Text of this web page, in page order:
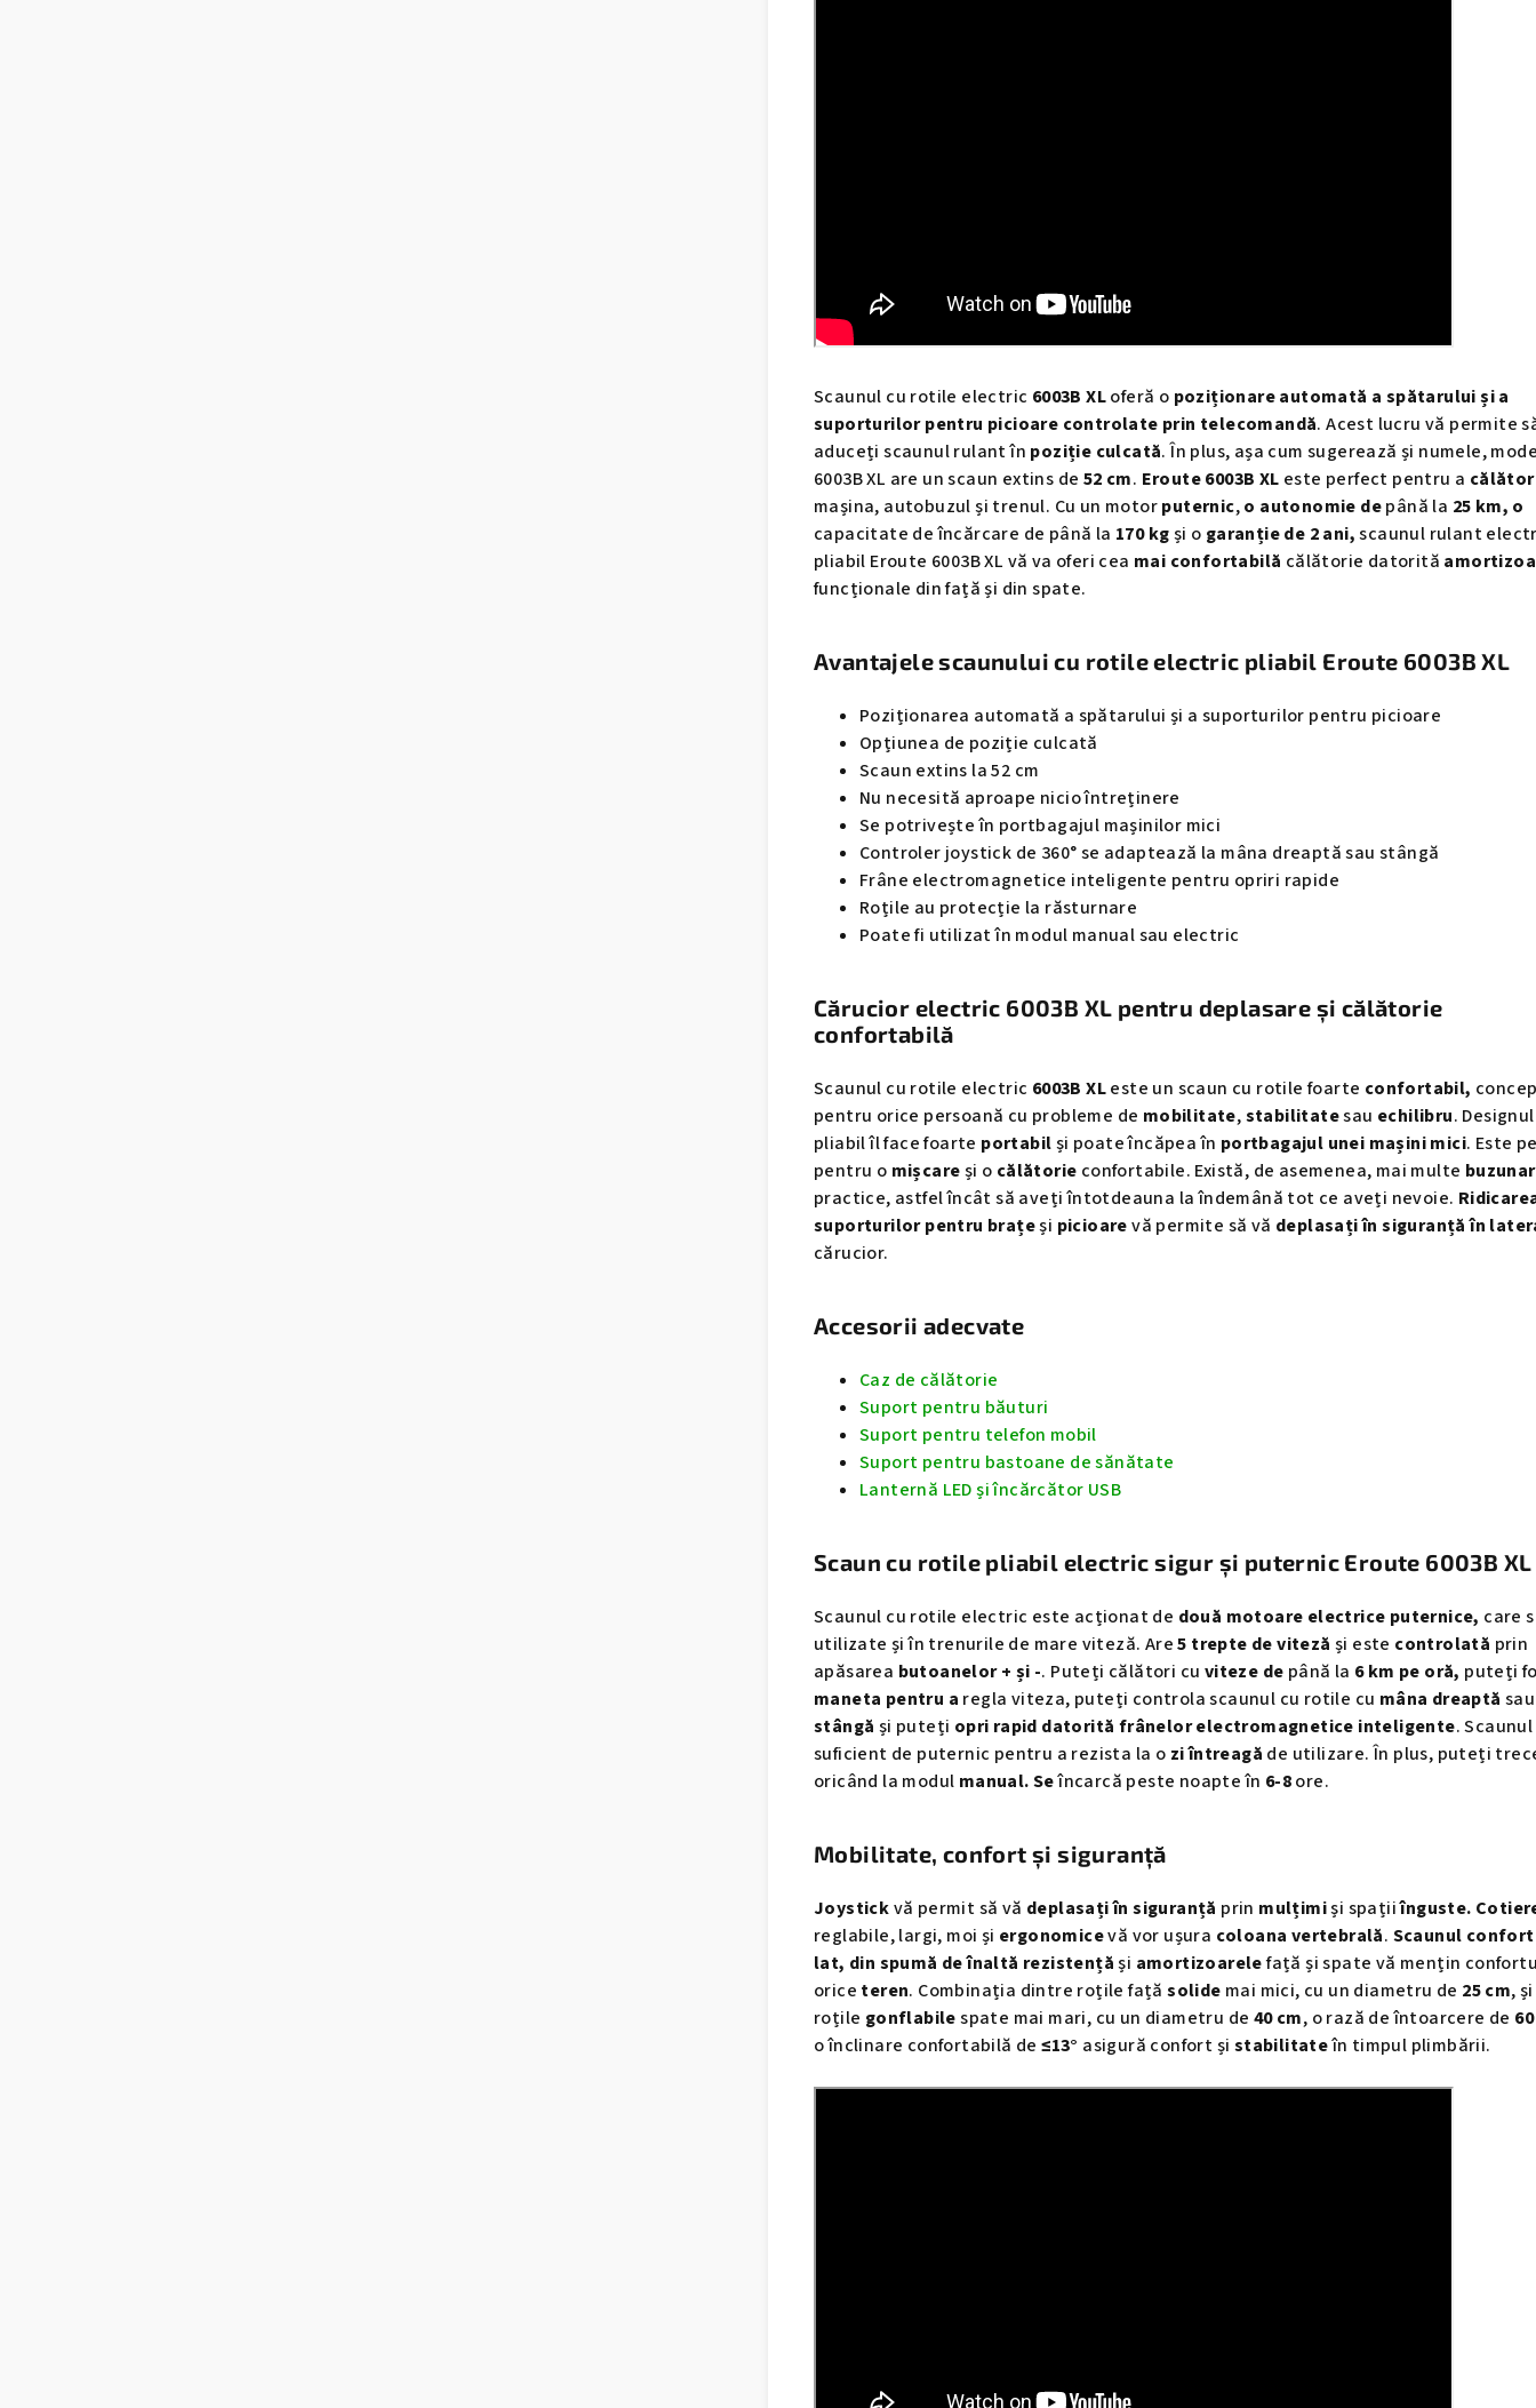
Scaunul cu rotile electric 6003B XLoferă o poziționare automată a spătarului și a
suporturilor pentru picioare controlate prin telecomandă. Acest lucru vă permite
aduceți scaunul rulant în poziție culcată. În plus, așa cum sugerează și numele,
6003B XL are un scaun extins de 52 cm. Eroute 6003B XL este perfect pentru a
mașina, autobuzul și trenul. Cu un motorputernic,o autonomie depână la 25 km, o
capacitate de încărcare de până la 170 kgși o garanție de 2 ani,scaunul rulant
pliabil Eroute 6003B XL vă va oferi cea mai confortabilă călătorie datorită
funcționale din față și din spate.
Avantajele scaunului cu rotile electric pliabil Eroute 6003B XL
Poziționarea automată a spătarului și a suporturilor pentru picioare
Opțiunea de poziție culcată
Scaun extins la 52 cm
Nu necesită aproape nicio întreținere
Se potrivește în portbagajul mașinilor mici
Controler joystick de 360° se adaptează la mâna dreaptă sau stângă
Frâne electromagnetice inteligente pentru opriri rapide
Roțile au protecție la răsturnare
Poate fi utilizat în modul manual sau electric
Cărucior electric 6003B XL pentru deplasare și călătorie
confortabilă
Scaunul cu rotile electric 6003B XLeste un scaun cu rotile foarte confortabil,
pentru orice persoană cu probleme de mobilitate,stabilitatesau echilibru.
pliabil îl face foarte portabilși poate încăpea în portbagajul unei mașini mici. Este
pentru o mișcareși o călătorie confortabile. Există, de asemenea, mai multe
practice, astfel încât să aveți întotdeauna la îndemână tot ce aveți nevoie.
suporturilor pentru brațeși picioarevă permite să vă deplasați în siguranță în
cărucior.
Accesorii adecvate
Caz de călătorie
Suport pentru băuturi
Suport pentru telefon mobil
Suport pentru bastoane de sănătate
Lanternă LED și încărcător USB
Scaun cu rotile pliabil electric sigur și puternic Eroute 6003B XL
Scaunul cu rotile electric este acționat de două motoare electrice puternice, care
utilizate și în trenurile de mare viteză. Are5 trepte de vitezăși este controlată prin
apăsarea butoanelor + și -. Puteți călători cu viteze de până la 6 km pe oră, puteți
maneta pentru a regla viteza, puteți controla scaunul cu rotile cu mâna dreaptăsau
stângă și puteți opri rapid datorită frânelor electromagnetice inteligente.
suficient de puternic pentru a rezista la o zi întreagă de utilizare. În plus, puteți
oricând la modul manual. Seîncarcă peste noapte în 6-8ore.
Mobilitate, confort și siguranță
Joystickvă permit să vă deplasați în siguranță prin mulțimiși spațiiînguste.
reglabile, largi, moi și ergonomicevă vor ușura coloana vertebrală. Scaunul
lat, din spumă de înaltă rezistențăși amortizoarelefață și spate vă mențin
orice teren. Combinația dintre roțile fațăsolide mai mici, cu un diametru de 25 cm, și
roțile gonflabilespate mai mari, cu un diametru de 40 cm, o rază de întoarcere de
o înclinare confortabilă de≤13° asigură confort și stabilitateîn timpul plimbării.